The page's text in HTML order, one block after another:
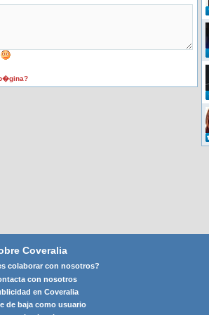
Coveralia
colaborar con nosotros?
con nosotros
en Coveralia
de baja como usuario